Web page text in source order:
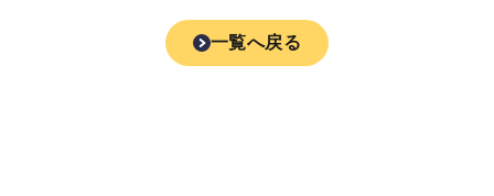
一覧へ戻る